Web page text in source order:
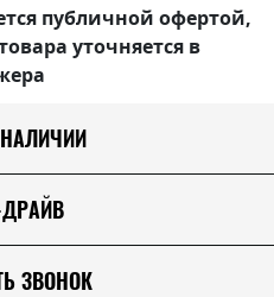
публичной офертой,
уточняется в
ДРАЙВ
ЗВОНОК